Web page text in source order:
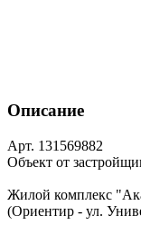
Описание
Арт. 131569882
Объект от
Жилой комплекс
(Ориентир - ул.